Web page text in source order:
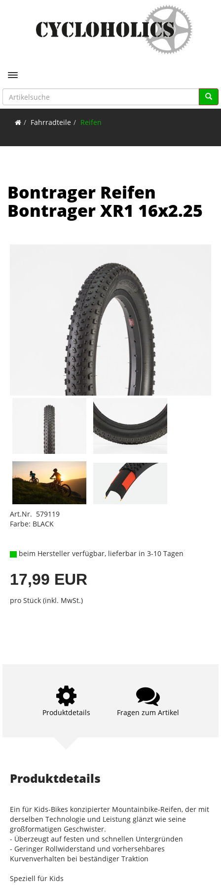
Toggle navigation
Fahrradteile Reifen
Bontrager Reifen
Bontrager XR1 16x2.25
Art.Nr. 579119
Farbe: BLACK
beim Hersteller verfügbar, lieferbar in 3-10 Tagen
17,99 EUR
pro Stück (inkl. MwSt.)
Produktdetails Fragen zum Artikel
Produktdetails
Ein für Kids-Bikes konzipierter Mountainbike-Reifen, der mit
derselben Technologie und Leistung glänzt wie seine
großformatigen Geschwister.
- Überzeugt auf festen und schnellen Untergründen
- Geringer Rollwiderstand und vorhersehbares
Kurvenverhalten bei beständiger Traktion
Speziell für Kids